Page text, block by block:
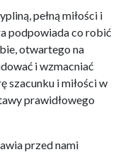
pełną miłości i
podpowiada co robić
otwartego na
i wzmacniać
szacunku i miłości w
prawidłowego
przed nami